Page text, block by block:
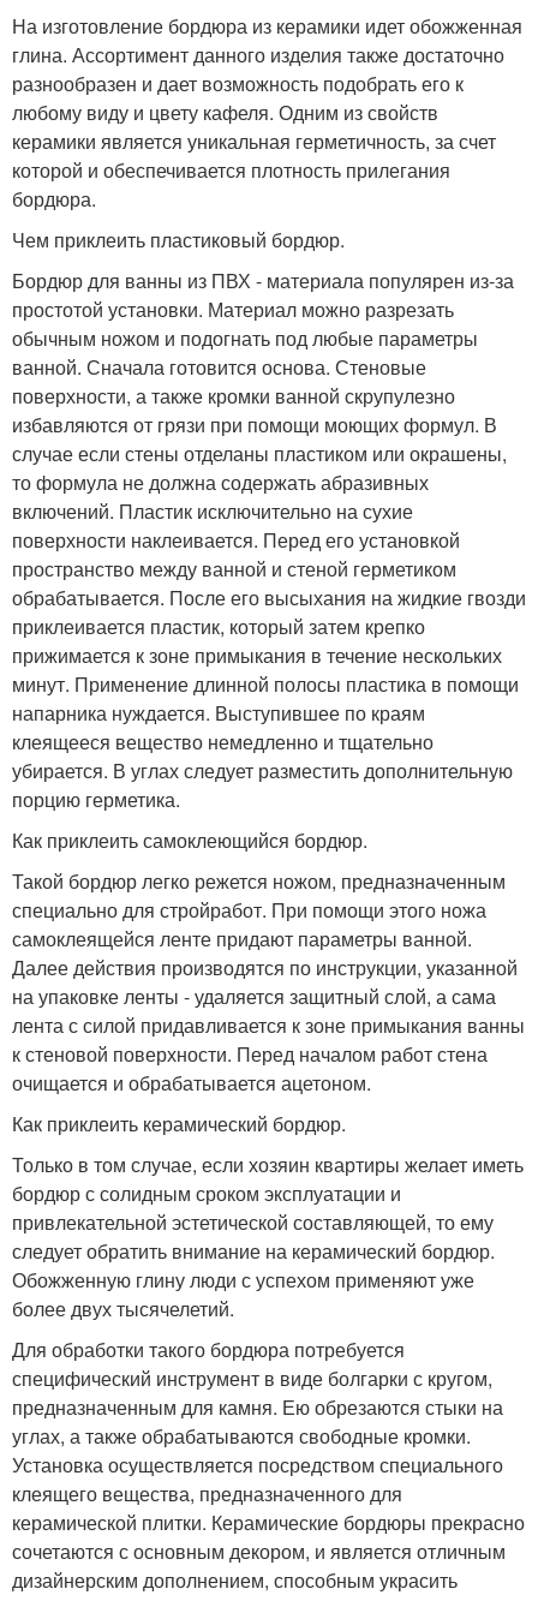
На изготовление бордюра из керамики идет обожженная
глина. Ассортимент данного изделия также достаточно
разнообразен и дает возможность подобрать его к
любому виду и цвету кафеля. Одним из свойств
керамики является уникальная герметичность, за счет
которой и обеспечивается плотность прилегания
бордюра.
Чем приклеить пластиковый бордюр.
Бордюр для ванны из ПВХ - материала популярен из-за
простотой установки. Материал можно разрезать
обычным ножом и подогнать под любые параметры
ванной. Сначала готовится основа. Стеновые
поверхности, а также кромки ванной скрупулезно
избавляются от грязи при помощи моющих формул. В
случае если стены отделаны пластиком или окрашены,
то формула не должна содержать абразивных
включений. Пластик исключительно на сухие
поверхности наклеивается. Перед его установкой
пространство между ванной и стеной герметиком
обрабатывается. После его высыхания на жидкие гвозди
приклеивается пластик, который затем крепко
прижимается к зоне примыкания в течение нескольких
минут. Применение длинной полосы пластика в помощи
напарника нуждается. Выступившее по краям
клеящееся вещество немедленно и тщательно
убирается. В углах следует разместить дополнительную
порцию герметика.
Как приклеить самоклеющийся бордюр.
Такой бордюр легко режется ножом, предназначенным
специально для стройработ. При помощи этого ножа
самоклеящейся ленте придают параметры ванной.
Далее действия производятся по инструкции, указанной
на упаковке ленты - удаляется защитный слой, а сама
лента с силой придавливается к зоне примыкания ванны
к стеновой поверхности. Перед началом работ стена
очищается и обрабатывается ацетоном.
Как приклеить керамический бордюр.
Только в том случае, если хозяин квартиры желает иметь
бордюр с солидным сроком эксплуатации и
привлекательной эстетической составляющей, то ему
следует обратить внимание на керамический бордюр.
Обожженную глину люди с успехом применяют уже
более двух тысячелетий.
Для обработки такого бордюра потребуется
специфический инструмент в виде болгарки с кругом,
предназначенным для камня. Ею обрезаются стыки на
углах, а также обрабатываются свободные кромки.
Установка осуществляется посредством специального
клеящего вещества, предназначенного для
керамической плитки. Керамические бордюры прекрасно
сочетаются с основным декором, и является отличным
дизайнерским дополнением, способным украсить